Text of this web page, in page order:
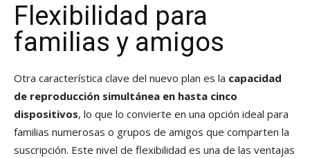
Flexibilidad para
familias y amigos
Otra característica clave del nuevo plan es la capacidad
de reproducción simultánea en hasta cinco
dispositivos, lo que lo convierte en una opción ideal para
familias numerosas o grupos de amigos que comparten la
suscripción. Este nivel de flexibilidad es una de las ventajas